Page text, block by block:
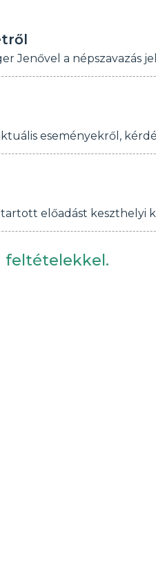
Jenővel a népszavazás
eseményekről,
előadást keszthelyi
feltételekkel.